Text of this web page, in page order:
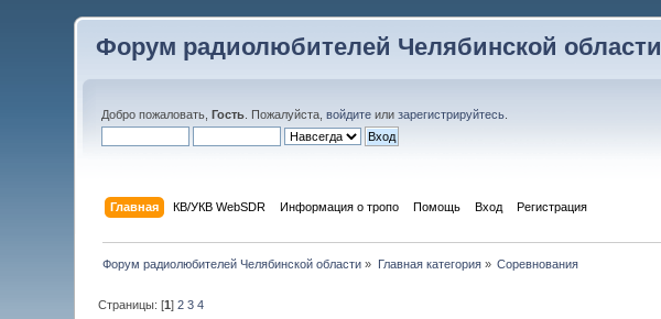
Форум радиолюбителей Челябинской области
Добро пожаловать,Гость . Пожалуйста,войдите илизарегистрируйтесь
Главная КВ/УКВ WebSDR Информация о тропо Помощь Вход Регистрация
Форум радиолюбителей Челябинской области » Главная категория» Соревнования
Страницы: [1]2 3 4